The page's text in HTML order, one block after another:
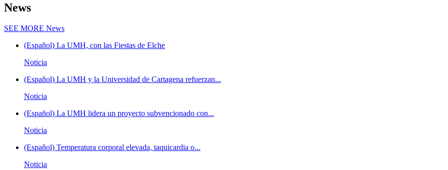
News
SEE MORE News
(Español) La UMH, con las Fiestas de Elche
Noticia
(Español) La UMH y la Universidad de Cartagena refuerzan...
Noticia
(Español) La UMH lidera un proyecto subvencionado con...
Noticia
(Español) Temperatura corporal elevada, taquicardia o...
Noticia